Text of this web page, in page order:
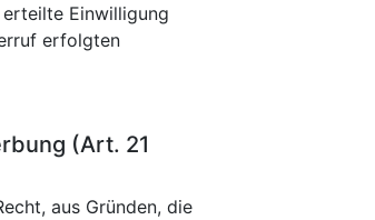
Einwilligung
erfolgten
(Art. 21
aus Gründen, die